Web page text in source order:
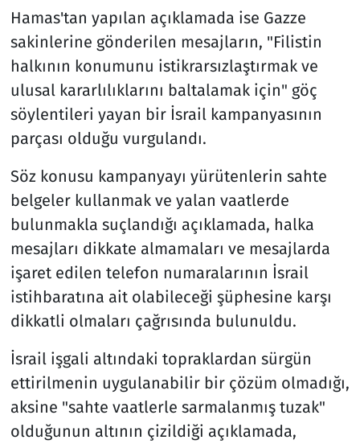
Hamas'tan yapılan açıklamada ise Gazze
sakinlerine gönderilen mesajların, "Filistin
halkının konumunu istikrarsızlaştırmak ve
ulusal kararlılıklarını baltalamak için" göç
söylentileri yayan bir İsrail kampanyasının
parçası olduğu vurgulandı.
Söz konusu kampanyayı yürütenlerin sahte
belgeler kullanmak ve yalan vaatlerde
bulunmakla suçlandığı açıklamada, halka
mesajları dikkate almamaları ve mesajlarda
işaret edilen telefon numaralarının İsrail
istihbaratına ait olabileceği şüphesine karşı
dikkatli olmaları çağrısında bulunuldu.
İsrail işgali altındaki topraklardan sürgün
ettirilmenin uygulanabilir bir çözüm olmadığı,
aksine "sahte vaatlerle sarmalanmış tuzak"
olduğunun altının çizildiği açıklamada,